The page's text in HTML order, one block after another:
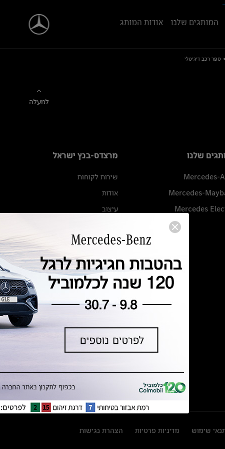
המותגים שלנו אודות המותג
ספר רכב דיגיטלי
למעלה
שלנו
Mercedes-
Mercedes-
Mercedes
מרצדס-בנץ ישראל
שירות לקוחות
אודות
עיצוב
מגזין מרצדס-בנץ
ספרי רכב מרצדס-בנץ
נתוני זיהום אוויר וצריכת דלק וחשמל
נתוני תווית צמיגים
מחירון חלפים
הודעה על הטבות לרכבי מרצדס בהסדר
שימוש מדיניות פרטיות הצהרת נגישות